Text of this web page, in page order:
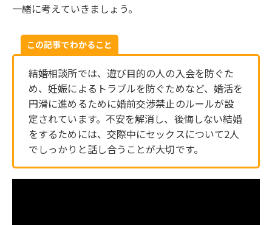
一緒に考えていきましょう。
この記事でわかること
結婚相談所では、遊び目的の人の入会を防ぐた
め、妊娠によるトラブルを防ぐためなど、婚活を
円滑に進めるために婚前交渉禁止のルールが設
定されています。不安を解消し、後悔しない結婚
をするためには、交際中にセックスについて2人
でしっかりと話し合うことが大切です。